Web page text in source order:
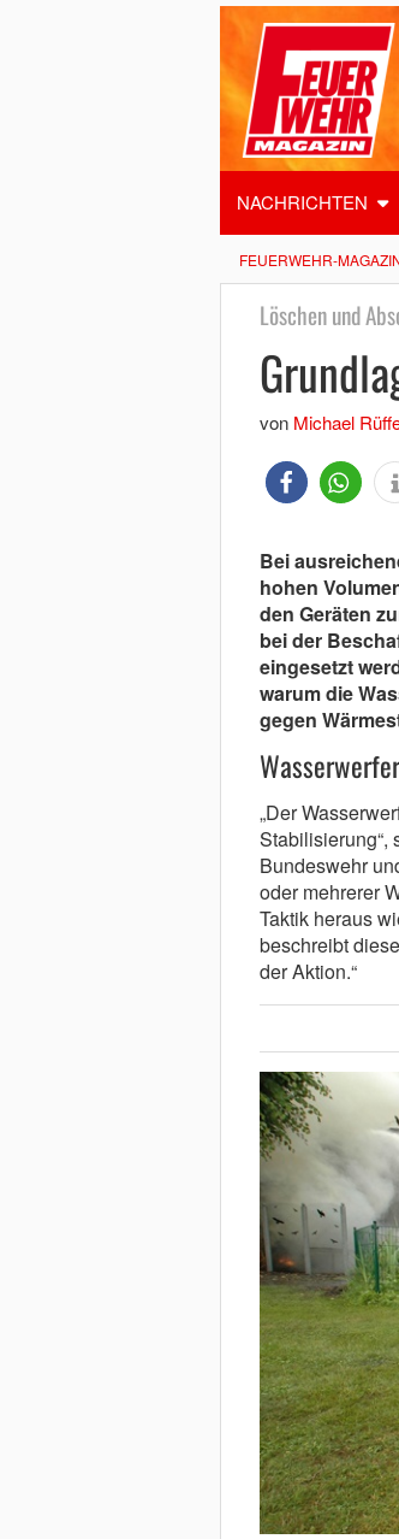
NACHRICHTEN
FEUERWEHR-
Löschen und
von Michael
Bei
hohen
den Geräten
bei der
eingesetzt
warum die
gegen
„Der
Stabilisierung“,
Bundeswehr
oder mehrerer
Taktik heraus
beschreibt
der Aktion.“